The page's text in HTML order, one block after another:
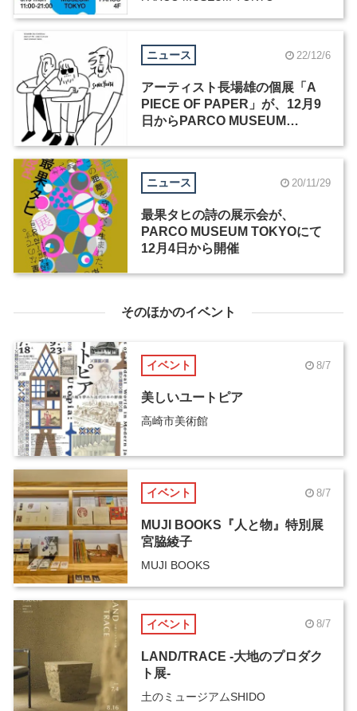
ニュース 22/12/6
アーティスト長場雄の個展「A
PIECE OF PAPER」が、12月9
日からPARCO MUSEUM
ニュース 20/11/29
最果タヒの詩の展示会が、
PARCO MUSEUM TOKYOにて
12月4日から開催
そのほかのイベント
イベント 8/7
美しいユートピア
高崎市美術館
イベント 8/7
MUJI BOOKS『人と物』特別展
宮脇綾子
MUJI BOOKS
イベント 8/7
LAND/TRACE -大地のプロダク
ト展-
土のミュージアムSHIDO